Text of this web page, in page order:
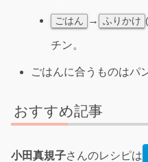
ごはん → ふりかけ
チン。
ごはんに合うものはパ
おすすめ記事
小田真規子さんのレシピは